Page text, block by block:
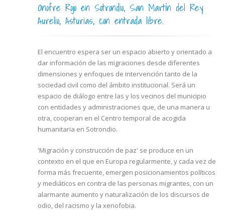
Onofre Rojo en Sotrondio, San Martín del Rey
Aurelio, Asturias, con entrada libre.
El encuentro espera ser un espacio abierto y orientado a
dar información de las migraciones desde diferentes
dimensiones y enfoques de intervención tanto de la
sociedad civil como del ámbito institucional. Será un
espacio de diálogo entre las y los vecinos del municipio
con entidades y administraciones que, de una manera u
otra, cooperan en el Centro temporal de acogida
humanitaria en Sotrondio.
'Migración y construcción de paz' se produce en un
contexto en el que en Europa regularmente, y cada vez de
forma más frecuente, emergen posicionamientos políticos
y mediáticos en contra de las personas migrantes, con un
alarmante aumento y naturalización de los discursos de
odio, del racismo y la xenofobia.